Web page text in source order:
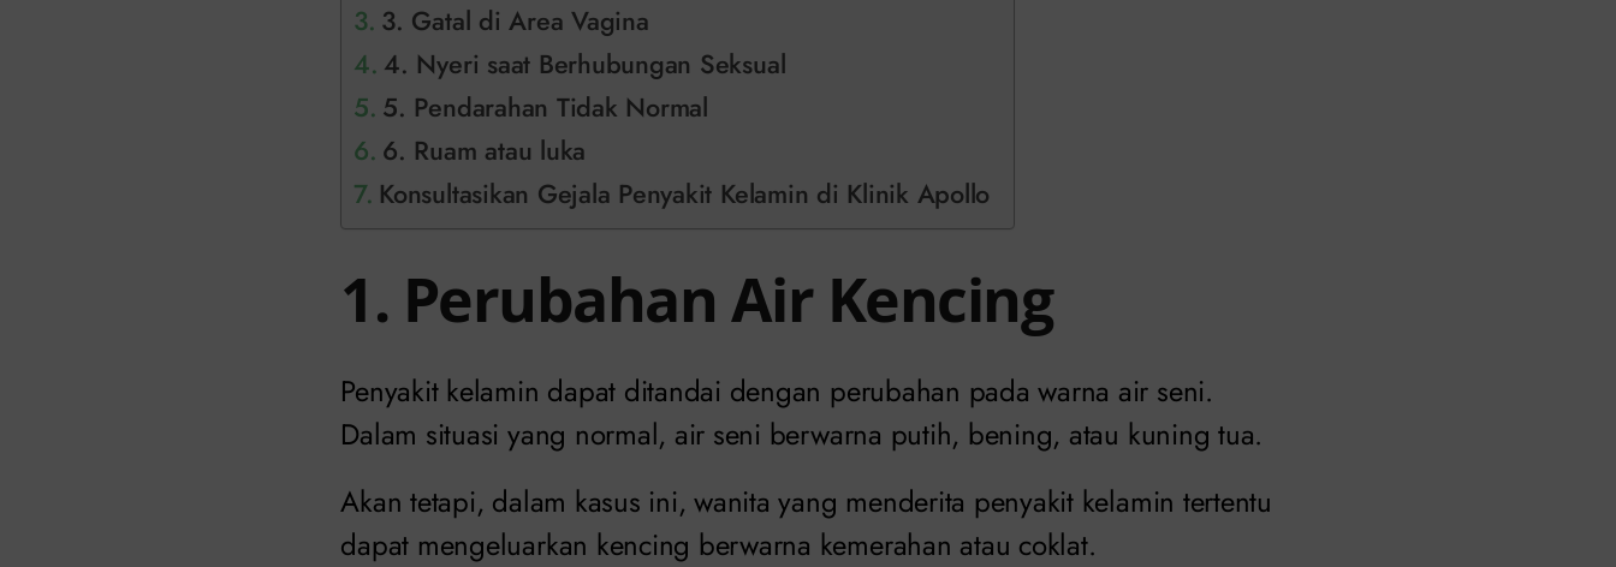
3. Gatal di Area Vagina
4. Nyeri saat Berhubungan Seksual
5. Pendarahan Tidak Normal
6. Ruam atau luka
Konsultasikan Gejala Penyakit Kelamin di Klinik Apollo
1. Perubahan Air Kencing
Penyakit kelamin dapat ditandai dengan perubahan pada warna air seni.
Dalam situasi yang normal, air seni berwarna putih, bening, atau kuning tua.
Akan tetapi, dalam kasus ini, wanita yang menderita penyakit kelamin tertentu
dapat mengeluarkan kencing berwarna kemerahan atau coklat.